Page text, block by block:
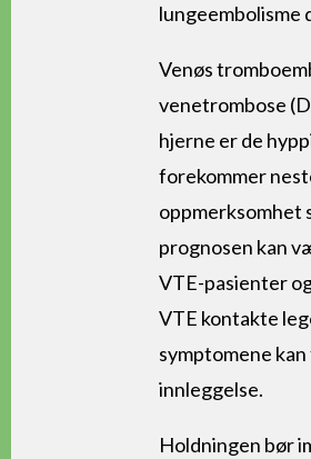
lungeembolisme
Venøs
venetrombose
hjerne er de
forekommer
oppmerksomhet
prognosen kan
VTE-pasienter
VTE kontakte
symptomene
innleggelse.
Holdningen bør